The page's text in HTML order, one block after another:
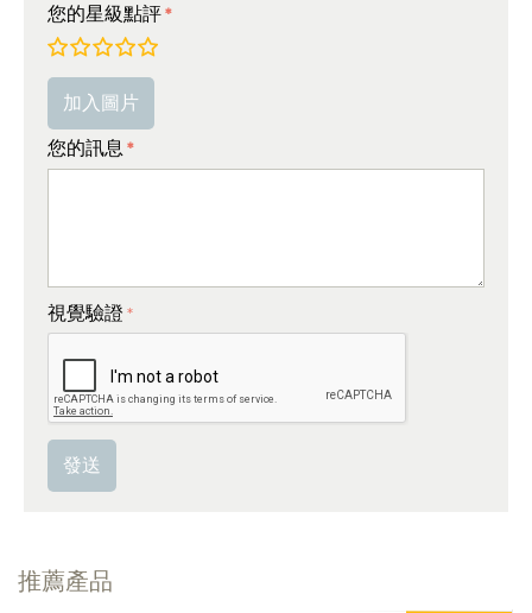
您的星級點評
非常好
平均
較差
非常差
加入圖片
您的訊息
視覺驗證
發送
推薦產品